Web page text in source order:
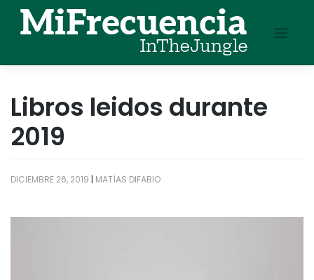
content
Libros leidos durante
2019
DICIEMBRE 26, 2019 | MATÍAS DIFABIO